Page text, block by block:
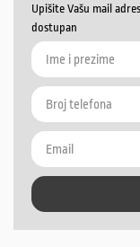
Upišite Vašu mail
dostupan